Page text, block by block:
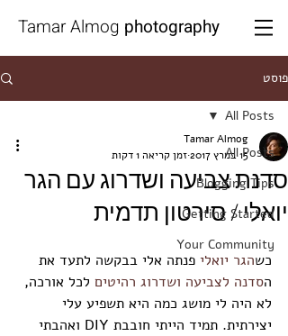
Tamar Almog photography
פוסט
All Posts
Blogging Tips
Getting Started
Your Community
All Posts
סדנת צביעה ושדרוג עם הגר
יואלי / סירטון תדמית
Tamar Almog
15 במרץ 2017
זמן קריאה 1 דקות
כשהגר יואלי פנתה אלי בבקשה לתעד את
הסדנה לצביעה ושדרוג רהיטים לכל אורכה,
לא היה לי מושג כמה היא תשפיע עלי
יצירתית. תמיד הייתי חובבת DIY ואהבתי